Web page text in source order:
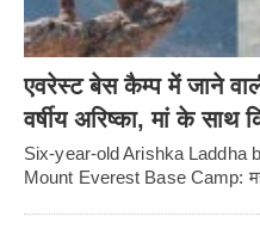
एवरेस्ट बेस कैम्प में जाने
वर्षीय अरिष्का, मां के साथ
Six-year-old Arishka Laddha
Mount Everest Base Camp: